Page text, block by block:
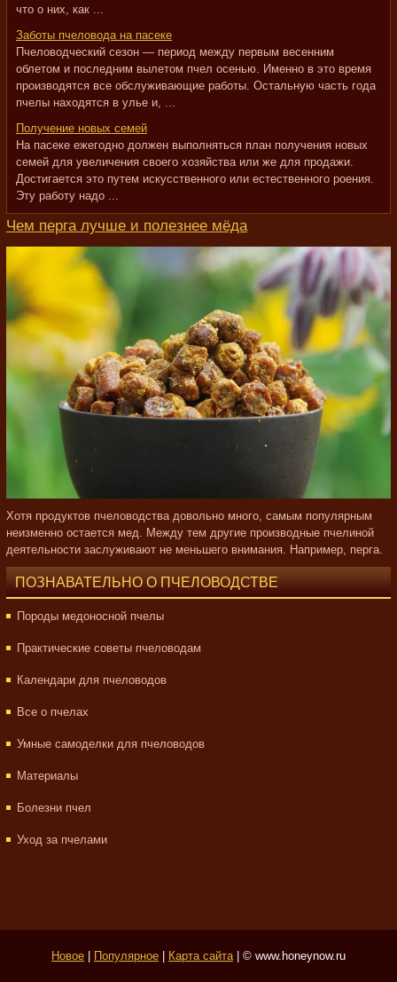
что о них, как ...
Заботы пчеловода на пасеке
Пчеловодческий сезон — период между первым весенним
облетом и последним вылетом пчел осенью. Именно в это время
производятся все обслуживающие работы. Остальную часть года
пчелы находятся в улье и, ...
Получение новых семей
На пасеке ежегодно должен выполняться план получения новых
семей для увеличения своего хозяйства или же для продажи.
Достигается это путем искусственного или естественного роения.
Эту работу надо ...
Чем перга лучше и полезнее мёда
Хотя продуктов пчеловодства довольно много, самым популярным
неизменно остается мед. Между тем другие производные пчелиной
деятельности заслуживают не меньшего внимания. Например, перга.
ПОЗНАВАТЕЛЬНО О ПЧЕЛОВОДСТВЕ
Породы медоносной пчелы
Практические советы пчеловодам
Календари для пчеловодов
Все о пчелах
Умные самоделки для пчеловодов
Материалы
Болезни пчел
Уход за пчелами
Новое Популярное Карта сайта| © www.honeynow.ru